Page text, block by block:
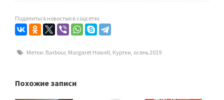
Поделиться новостью в соцсетях
Метки: Barbour, Margaret Howell, Куртки, осень 2019
Похожие записи